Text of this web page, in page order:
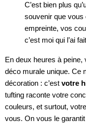
C’est bien plus
souvenir que vous
empreinte, vos
c’est moi qui l’ai
En deux heures à
déco murale unique. Ce
décoration : c’est votre
tufting raconte votre
couleurs, et surtout,
vous. On vous le